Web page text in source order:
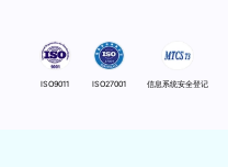
ISO9011 ISO27001 信息系统安全登记